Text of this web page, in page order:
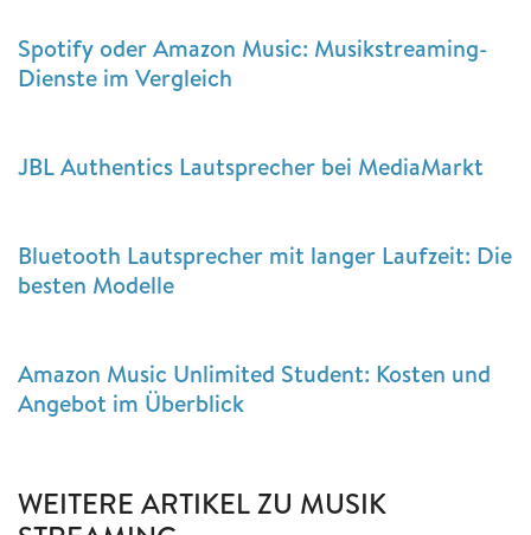
Spotify oder Amazon Music: Musikstreaming-
Dienste im Vergleich
JBL Authentics Lautsprecher bei MediaMarkt
Bluetooth Lautsprecher mit langer Laufzeit: Die
besten Modelle
Amazon Music Unlimited Student: Kosten und
Angebot im Überblick
WEITERE ARTIKEL ZU MUSIK